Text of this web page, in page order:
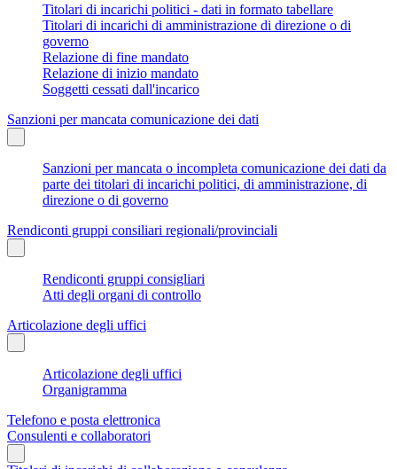
Titolari di incarichi politici - dati in formato tabellare
Titolari di incarichi di amministrazione di direzione o di
governo
Relazione di fine mandato
Relazione di inizio mandato
Soggetti cessati dall'incarico
Sanzioni per mancata comunicazione dei dati
Sanzioni per mancata o incompleta comunicazione dei dati da
parte dei titolari di incarichi politici, di amministrazione, di
direzione o di governo
Rendiconti gruppi consiliari regionali/provinciali
Rendiconti gruppi consigliari
Atti degli organi di controllo
Articolazione degli uffici
Articolazione degli uffici
Organigramma
Telefono e posta elettronica
Consulenti e collaboratori